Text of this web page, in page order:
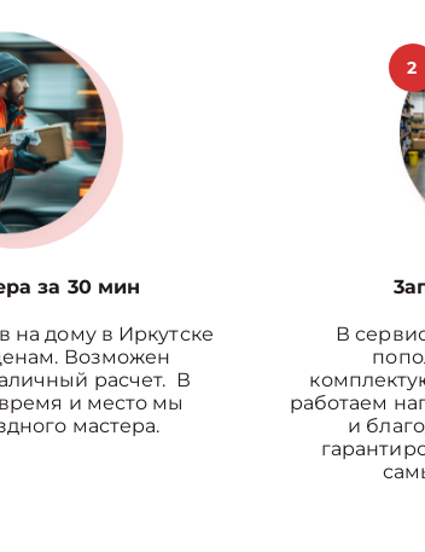
за 30 мин
на дому в Иркутске
Возможен
расчет. В
и место мы
мастера.
2
В
работаем
и